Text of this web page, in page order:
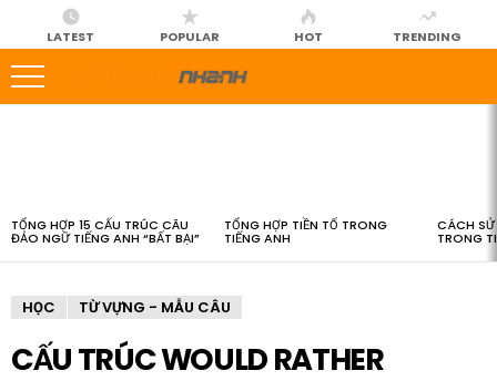
LATEST POPULAR HOT TRENDING
TỔNG HỢP 15 CẤU TRÚC CÂU
ĐẢO NGỮ TIẾNG ANH “BẤT BẠI”
TỔNG HỢP TIỀN TỐ TRONG
TIẾNG ANH
CÁCH SỬ
TRONG
HỌC TỪ VỰNG - MẪU CÂU
CẤU TRÚC WOULD RATHER